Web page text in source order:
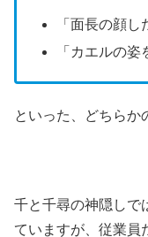
「面長の顔し
「カエルの姿
といった、どちらか
千と千尋の神隠しで
ていますが、従業員